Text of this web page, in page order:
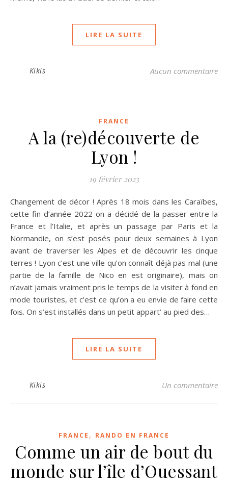
LIRE LA SUITE
Kikis Aucun commentaire
FRANCE
A la (re)découverte de
Lyon !
19 février 2023
Changement de décor ! Après 18 mois dans les Caraïbes,
cette fin d’année 2022 on a décidé de la passer entre la
France et l’Italie, et après un passage par Paris et la
Normandie, on s’est posés pour deux semaines à Lyon
avant de traverser les Alpes et de découvrir les cinque
terres ! Lyon c’est une ville qu’on connaît déjà pas mal (une
partie de la famille de Nico en est originaire), mais on
n’avait jamais vraiment pris le temps de la visiter à fond en
mode touristes, et c’est ce qu’on a eu envie de faire cette
fois. On s’est installés dans un petit appart’ au pied des…
LIRE LA SUITE
Kikis Un commentaire
FRANCE , RANDO EN FRANCE
Comme un air de bout du
monde sur l’île d’Ouessant